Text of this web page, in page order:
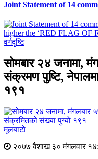
Joint Statement of 14
वर्गदृष्टि
सोमबार २४ जनामा,
संक्रमण पुष्टि,
१९१
मूलबाटाे
२०७७ वैशाख ३० मंगलवार